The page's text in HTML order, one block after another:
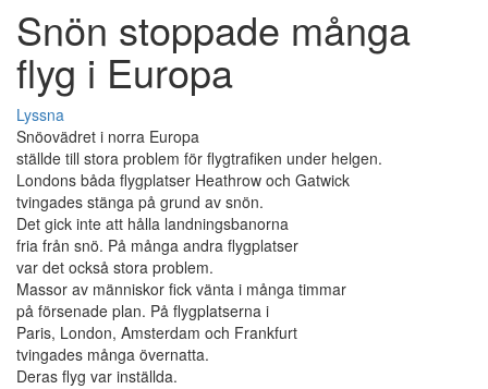
Snön stoppade många
flyg i Europa
Lyssna
Snöovädret i norra Europa
ställde till stora problem för flygtrafiken under helgen.
Londons båda flygplatser Heathrow och Gatwick
tvingades stänga på grund av snön.
Det gick inte att hålla landningsbanorna
fria från snö. På många andra flygplatser
var det också stora problem.
Massor av människor fick vänta i många timmar
på försenade plan. På flygplatserna i
Paris, London, Amsterdam och Frankfurt
tvingades många övernatta.
Deras flyg var inställda.